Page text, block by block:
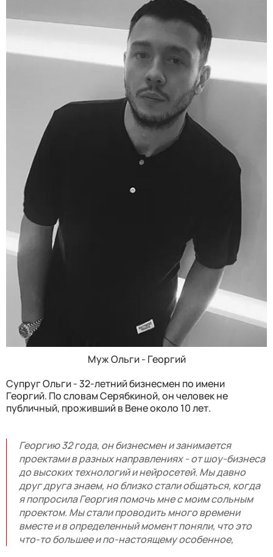
Муж Ольги - Георгий
Супруг Ольги - 32-летний бизнесмен по имени
Георгий. По словам Серябкиной, он человек не
публичный, проживший в Вене около 10 лет.
Георгию 32 года, он бизнесмен и занимается
проектами в разных направлениях - от шоу-бизнеса
до высоких технологий и нейросетей. Мы давно
друг друга знаем, но близко стали общаться, когда
я попросила Георгия помочь мне с моим сольным
проектом. Мы стали проводить много времени
вместе и в определенный момент поняли, что это
что-то большее и по-настоящему особенное,